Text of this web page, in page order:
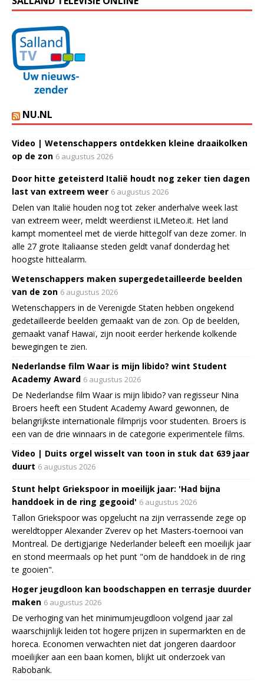
NU.NL
Video | Wetenschappers ontdekken kleine draaikolken
op de zon 6 augustus 2026
Door hitte geteisterd Italië houdt nog zeker tien dagen
last van extreem weer 6 augustus 2026
Delen van Italië houden nog tot zeker anderhalve week last
van extreem weer, meldt weerdienst iLMeteo.it. Het land
kampt momenteel met de vierde hittegolf van deze zomer. In
alle 27 grote Italiaanse steden geldt vanaf donderdag het
hoogste hittealarm.
Wetenschappers maken supergedetailleerde beelden
van de zon 6 augustus 2026
Wetenschappers in de Verenigde Staten hebben ongekend
gedetailleerde beelden gemaakt van de zon. Op de beelden,
gemaakt vanaf Hawaï, zijn nooit eerder herkende kolkende
bewegingen te zien.
Nederlandse film Waar is mijn libido? wint Student
Academy Award 6 augustus 2026
De Nederlandse film Waar is mijn libido? van regisseur Nina
Broers heeft een Student Academy Award gewonnen, de
belangrijkste internationale filmprijs voor studenten. Broers is
een van de drie winnaars in de categorie experimentele films.
Video | Duits orgel wisselt van toon in stuk dat 639 jaar
duurt 6 augustus 2026
Stunt helpt Griekspoor in moeilijk jaar: 'Had bijna
handdoek in de ring gegooid' 6 augustus 2026
Tallon Griekspoor was opgelucht na zijn verrassende zege op
wereldtopper Alexander Zverev op het Masters-toernooi van
Montreal. De dertigjarige Nederlander beleeft een moeilijk jaar
en stond meermaals op het punt "om de handdoek in de ring
te gooien".
Hoger jeugdloon kan boodschappen en terrasje duurder
maken 6 augustus 2026
De verhoging van het minimumjeugdloon volgend jaar zal
waarschijnlijk leiden tot hogere prijzen in supermarkten en de
horeca. Economen verwachten niet dat jongeren daardoor
moeilijker aan een baan komen, blijkt uit onderzoek van
Rabobank.